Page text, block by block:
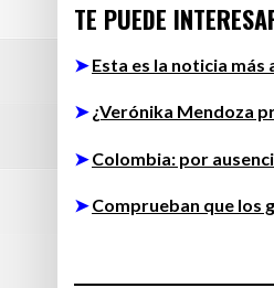
TE PUEDE
➤ Esta es la noticia más
➤ ¿Verónika Mendoza
➤ Colombia: por
➤ Comprueban que los